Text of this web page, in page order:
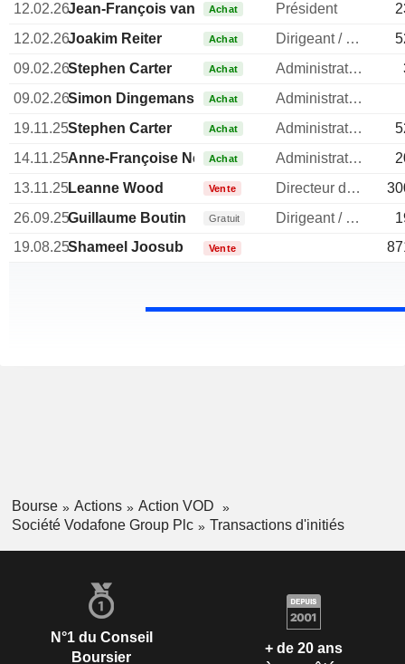
12.02.26Jean-François van Boxmeer
Achat Président
12.02.26Joakim Reiter Achat Dirigeant / cadre principal
09.02.26Stephen Carter Achat Administrateur
09.02.26Simon Dingemans Achat
Administrateur
19.11.25Stephen Carter Achat Administrateur
14.11.25Anne-Françoise Nesmes
Achat Administrateur
13.11.25Leanne Wood Vente Directeur des ressources humaines
26.09.25Guillaume Boutin Gratuit Dirigeant / cadre principal
19.08.25Shameel Joosub Vente
Bourse Actions
Action VOD
Société Vodafone Group Plc
Transactions d'initiés
N°1 du Conseil
Boursier
+ de 20 ans